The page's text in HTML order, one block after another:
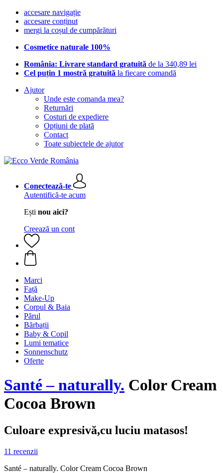
accesare navigație
accesare conținut
mergi la coșul de cumpărături
Cosmetice naturale 100%
România: Livrare standard gratuită de la 340,89 lei
Cel puțin 1 mostră gratuită la fiecare comandă
Ajutor
Unde este comanda mea?
Returnări
Costuri de expediere
Opțiuni de plată
Contact
Toate subiectele de ajutor
Conectează-te
Autentifică-te acum
Ești nou aici?
Creează un cont
Marci
Față
Make-Up
Corpul & Baia
Părul
Bărbații
Baby & Copil
Lumi tematice
Sonnenschutz
Oferte
Santé – naturally. Color Cream
Cocoa Brown
Culoare expresivă,cu luciu matasos!
11 recenzii
Santé – naturally. Color Cream Cocoa Brown